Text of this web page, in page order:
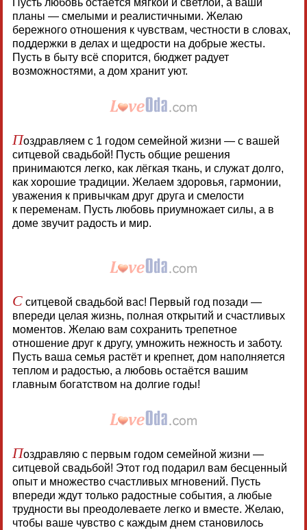
Пусть любовь остаётся мягкой и светлой, а ваши
планы — смелыми и реалистичными. Желаю
бережного отношения к чувствам, честности в словах,
поддержки в делах и щедрости на добрые жесты.
Пусть в быту всё спорится, бюджет радует
возможностями, а дом хранит уют.
Поздравляем с 1 годом семейной жизни — с вашей
ситцевой свадьбой! Пусть общие решения
принимаются легко, как лёгкая ткань, и служат долго,
как хорошие традиции. Желаем здоровья, гармонии,
уважения к привычкам друг друга и смелости
к переменам. Пусть любовь приумножает силы, а в
доме звучит радость и мир.
Сситцевой свадьбой вас! Первый год позади —
впереди целая жизнь, полная открытий и счастливых
моментов. Желаю вам сохранить трепетное
отношение друг к другу, умножить нежность и заботу.
Пусть ваша семья растёт и крепнет, дом наполняется
теплом и радостью, а любовь остаётся вашим
главным богатством на долгие годы!
Поздравляю с первым годом семейной жизни —
ситцевой свадьбой! Этот год подарил вам бесценный
опыт и множество счастливых мгновений. Пусть
впереди ждут только радостные события, а любые
трудности вы преодолеваете легко и вместе. Желаю,
чтобы ваше чувство с каждым днем становилось